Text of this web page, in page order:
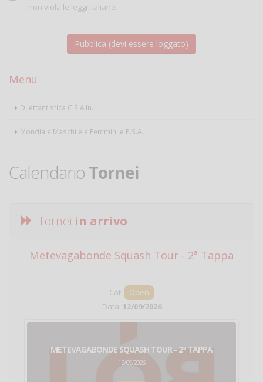
non viola le leggi italiane.
Menu
Dilettantistica C.S.A.In.
Mondiale Maschile e Femminile P.S.A.
Calendario Tornei
Tornei in arrivo
Metevagabonde Squash Tour - 2ª Tappa
Cat:
Open
Data: 12/09/2026
METEVAGABONDE SQUASH TOUR - 2ª TAPPA
12/09/2026